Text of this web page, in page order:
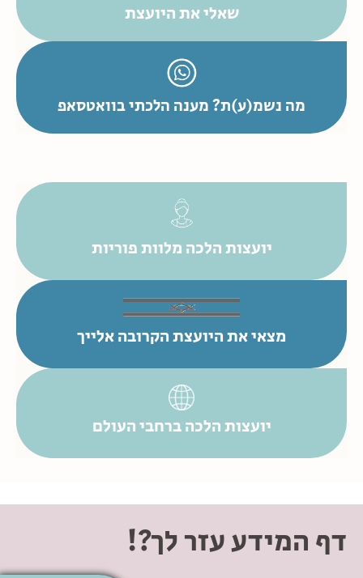
שאלי את היועצת
מה נשמ(ע)ת? מענה הלכתי בוואטסאפ
יועצות הלכה מלוות פוריות
מצאי את היועצת הקרובה אלייך
יועצות הלכה ברחבי העולם
דף המידע עזר לך?!